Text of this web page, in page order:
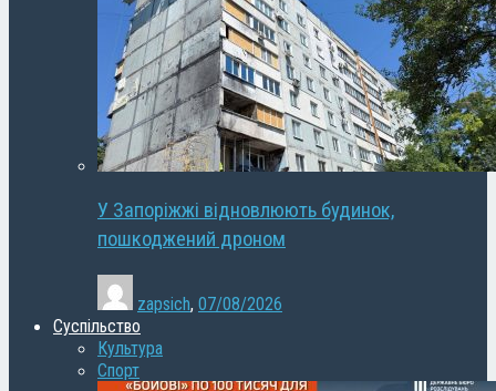
У Запоріжжі відновлюють будинок,
пошкоджений дроном
zapsich, 07/08/2026
Суспільство
Культура
Спорт